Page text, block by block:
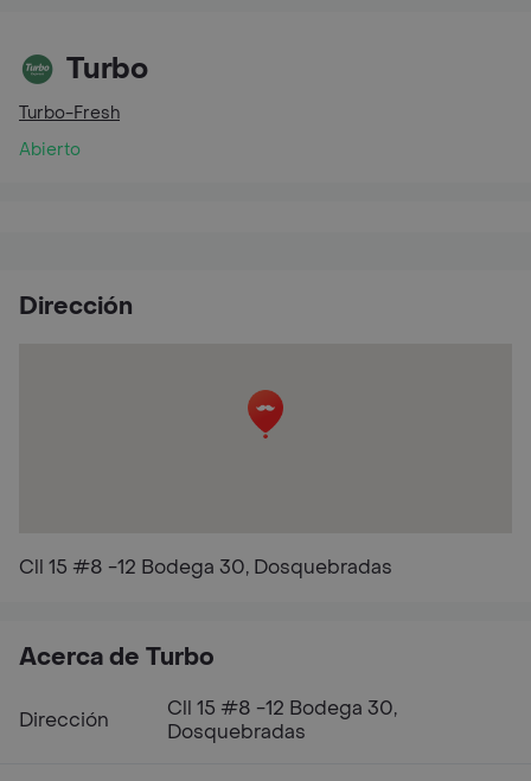
Turbo
Turbo-Fresh
Abierto
Dirección
Cll 15 #8 -12 Bodega 30, Dosquebradas
Acerca de Turbo
Dirección
Cll 15 #8 -12 Bodega 30,
Dosquebradas